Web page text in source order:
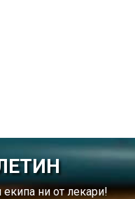
екипа ни от лекари!